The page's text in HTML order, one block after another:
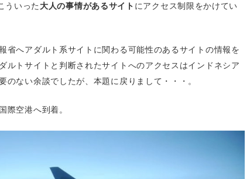
ういった 大人の事情があるサイト にアクセス制限をかけてい
省へアダルト系サイトに関わる可能性のあるサイトの情報を
ルトサイトと判断されたサイトへのアクセスはインドネシア
ない余談でしたが、本題に戻りまして・・・。
際空港へ到着。